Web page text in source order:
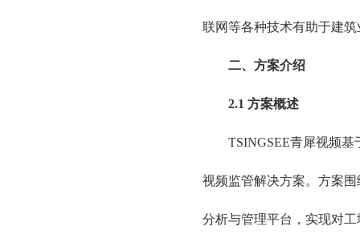
联网等各种技术有助于建
二、方案介绍
2.1 方案概述
TSINGSEE青犀视频
视频监管解决方案。方案
分析与管理平台，实现对